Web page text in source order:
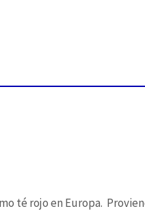
té rojo en Europa.